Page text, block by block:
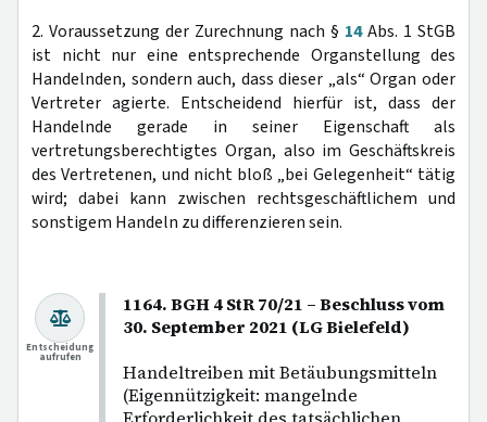
2. Voraussetzung der Zurechnung nach § 14Abs. 1 StGB
ist nicht nur eine entsprechende Organstellung des
Handelnden, sondern auch, dass dieser „als“ Organ oder
Vertreter agierte. Entscheidend hierfür ist, dass der
Handelnde gerade in seiner Eigenschaft als
vertretungsberechtigtes Organ, also im Geschäftskreis
des Vertretenen, und nicht bloß „bei Gelegenheit“ tätig
wird; dabei kann zwischen rechtsgeschäftlichem und
sonstigem Handeln zu differenzieren sein.
1164. BGH 4 StR 70/21 – Beschluss vom
30. September 2021 (LG Bielefeld)
Handeltreiben mit Betäubungsmitteln
(Eigennützigkeit: mangelnde
Entscheidung
aufrufen